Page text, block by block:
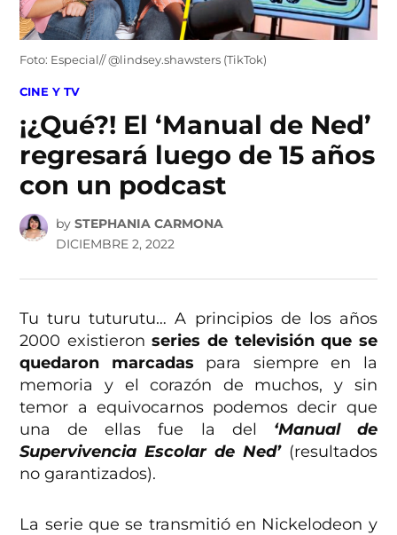
Foto: Especial// @lindsey.shawsters (TikTok)
POSTED
CINE Y TV
¡¿Qué?! El ‘Manual de Ned’
regresará luego de 15 años
con un podcast
by STEPHANIA CARMONA
DICIEMBRE 2, 2022
Tu turu tuturutu… A principios de los años
2000 existieronseries de televisión que se
quedaron marcadas para siempre en la
memoria y el corazón de muchos, y sin
temor a equivocarnos podemos decir que
una de ellas fue la del ‘Manual de
Supervivencia Escolar de Ned’ (resultados
no garantizados).
La serie que se transmitió en Nickelodeon y